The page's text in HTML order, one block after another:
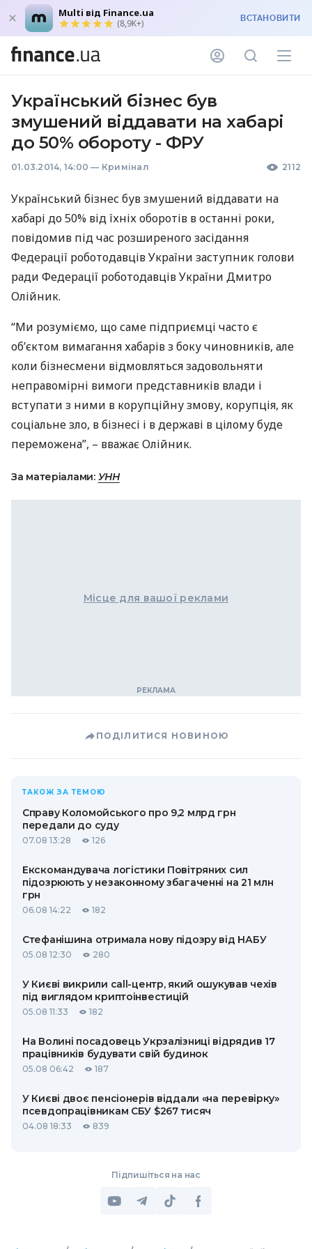
Multi від Finance.ua
(8,9K+) ВСТАНОВИТИ
Український бізнес був
змушений віддавати на хабарі
до 50% обороту - ФРУ
01.03.2014, 14:00 — Кримінал 2112
Український бізнес був змушений віддавати на
хабарі до 50% від їхніх оборотів в останні роки,
повідомив під час розширеного засідання
Федерації роботодавців України заступник голови
ради Федерації роботодавців України Дмитро
Олійник.
“Ми розуміємо, що саме підприємці часто є
об’єктом вимагання хабарів з боку чиновників, але
коли бізнесмени відмовляться задовольняти
неправомірні вимоги представників влади і
вступати з ними в корупційну змову, корупція, як
соціальне зло, в бізнесі і в державі в цілому буде
переможена”, – вважає Олійник.
За матеріалами: УНН
Місце для вашої реклами
ПОДІЛИТИСЯ НОВИНОЮ
ТАКОЖ ЗА ТЕМОЮ
Справу Коломойського про 9,2 млрд грн
передали до суду
07.08 13:28 126
Екскомандувача логістики Повітряних сил
підозрюють у незаконному збагаченні на 21 млн
грн
06.08 14:22 182
Стефанішина отримала нову підозру від НАБУ
05.08 12:30 280
У Києві викрили call-центр, який ошукував чехів
під виглядом криптоінвестицій
05.08 11:33 182
На Волині посадовець Укрзалізниці відрядив 17
працівників будувати свій будинок
05.08 06:42 187
У Києві двоє пенсіонерів віддали «на перевірку»
псевдопрацівникам СБУ $267 тисяч
04.08 18:33 839
Підпишіться на нас